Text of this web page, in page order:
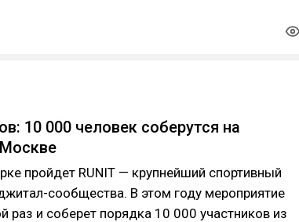
10 000 человек соберутся на
пройдет RUNIT — крупнейший спортивный
сообщества. В этом году мероприятие
раз и соберет порядка 10 000 участников из